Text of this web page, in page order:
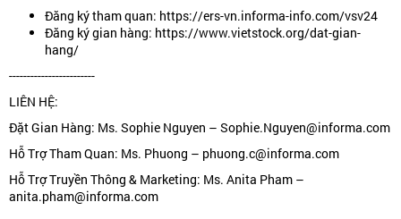
Đăng ký tham quan: https://ers-vn.informa-info.com/vsv24
Đăng ký gian hàng: https://www.vietstock.org/dat-gian-
hang/
------------------------
LIÊN HỆ:
Đặt Gian Hàng: Ms. Sophie Nguyen – Sophie.Nguyen@informa.com
Hỗ Trợ Tham Quan: Ms. Phuong – phuong.c@informa.com
Hỗ Trợ Truyền Thông & Marketing: Ms. Anita Pham –
anita.pham@informa.com